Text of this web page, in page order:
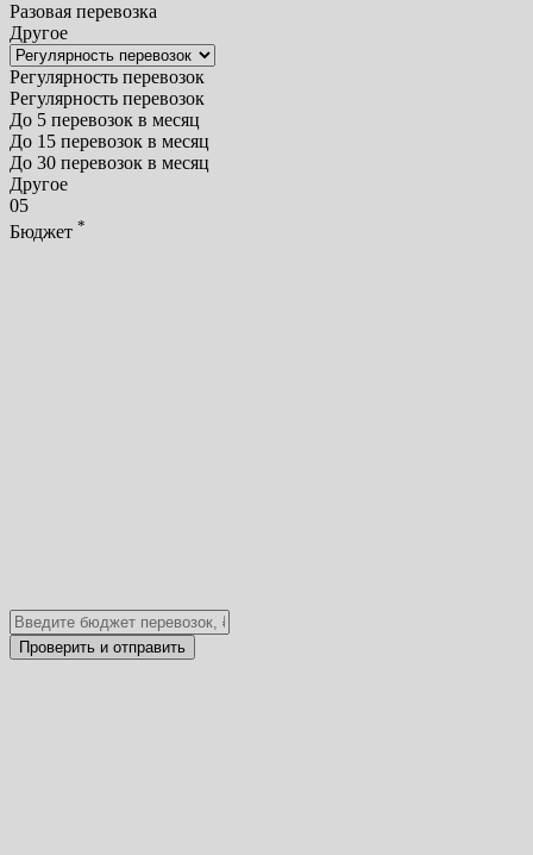
Разовая перевозка
Другое
Регулярность перевозок
Регулярность перевозок
До 5 перевозок в месяц
До 15 перевозок в месяц
До 30 перевозок в месяц
Другое
05
Бюджет *